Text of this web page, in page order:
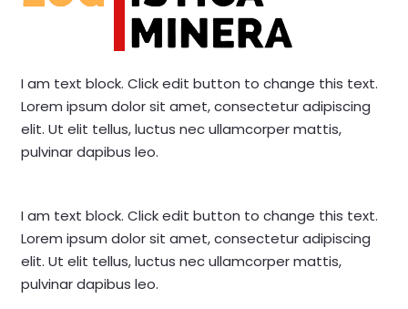
I am text block. Click edit button to change this text.
Lorem ipsum dolor sit amet, consectetur adipiscing
elit. Ut elit tellus, luctus nec ullamcorper mattis,
pulvinar dapibus leo.
I am text block. Click edit button to change this text.
Lorem ipsum dolor sit amet, consectetur adipiscing
elit. Ut elit tellus, luctus nec ullamcorper mattis,
pulvinar dapibus leo.